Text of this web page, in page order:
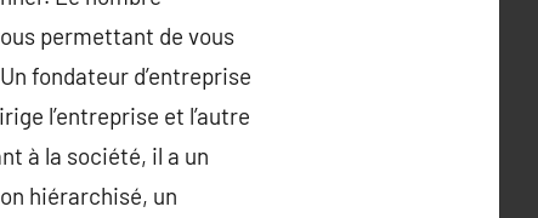
permettant de vous
fondateur d’entreprise
l’entreprise et l’autre
à la société, il a un
hiérarchisé, un